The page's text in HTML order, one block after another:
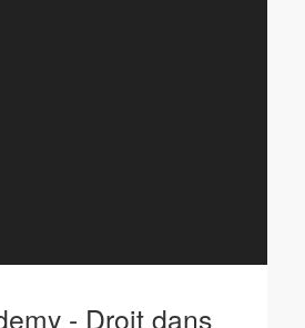
- Droit dans